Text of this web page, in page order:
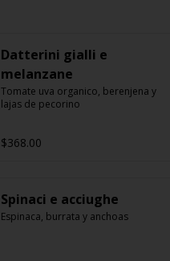
Datterini gialli e
melanzane
Tomate uva organico, berenjena y
lajas de pecorino
$368.00
Spinaci e acciughe
Espinaca, burrata y anchoas